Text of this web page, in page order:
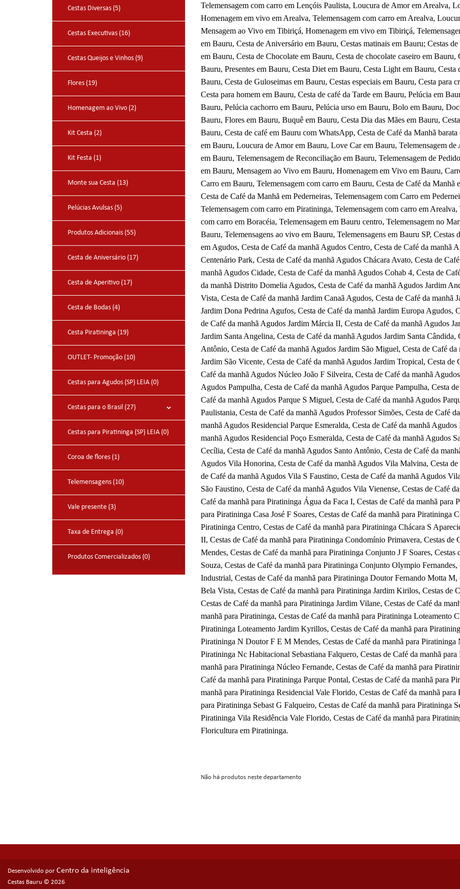
Cestas Diversas (5)
Cestas Executivas (16)
Cestas Queijos e Vinhos (9)
Flores (19)
Homenagem ao Vivo (2)
Kit Cesta (2)
Kit Festa (1)
Monte sua Cesta (13)
Pelúcias Avulsas (5)
Produtos Adicionais (55)
Cesta de Aniversário (17)
Cesta de Aperitivo (17)
Cesta de Bodas (4)
Cesta Piratininga (19)
OUTLET- Promoção (10)
Cestas para Agudos (SP) LEIA (0)
Cestas para o Brasil (27)
Cestas para Piratininga (SP) LEIA (0)
Coroa de flores (1)
Telemensagens (10)
Vale presente (3)
Taxa de Entrega (0)
Produtos Comercializados (0)
Telemensagem com carro em Lençóis Paulista, Loucura de Amor em Arealva,
Homenagem em vivo em Arealva, Telemensagem com carro em Arealva,
Mensagem ao Vivo em Tibiriçá, Homenagem em vivo em Tibiriçá,
em Bauru, Cesta de Aniversário em Bauru, Cestas matinais em Bauru; Cestas
em Bauru, Cesta de Chocolate em Bauru, Cesta de chocolate caseiro em
Bauru, Presentes em Bauru, Cesta Diet em Bauru, Cesta Light em Bauru, Cesta
Bauru, Cesta de Guloseimas em Bauru, Cestas especiais em Bauru, Cesta para
Cesta para homem em Bauru, Cesta de café da Tarde em Bauru, Pelúcia em
Bauru, Pelúcia cachorro em Bauru, Pelúcia urso em Bauru, Bolo em Bauru,
Bauru, Flores em Bauru, Buquê em Bauru, Cesta Dia das Mães em Bauru,
Bauru, Cesta de café em Bauru com WhatsApp, Cesta de Café da Manhã
em Bauru, Loucura de Amor em Bauru, Love Car em Bauru, Telemensagem
em Bauru, Telemensagem de Reconciliação em Bauru, Telemensagem de
em Bauru, Mensagem ao Vivo em Bauru, Homenagem em Vivo em Bauru,
Carro em Bauru, Telemensagem com carro em Bauru, Cesta de Café da
Cesta de Café da Manhã em Pederneiras, Telemensagem com Carro em
Telemensagem com carro em Piratininga, Telemensagem com carro em
com carro em Boracéia, Telemensagem em Bauru centro, Telemensagem no
Bauru, Telemensagens ao vivo em Bauru, Telemensagens em Bauru SP, Cestas
em Agudos, Cesta de Café da manhã Agudos Centro, Cesta de Café da manhã
Centenário Park, Cesta de Café da manhã Agudos Chácara Avato, Cesta de
manhã Agudos Cidade, Cesta de Café da manhã Agudos Cohab 4, Cesta de
da manhã Distrito Domelia Agudos, Cesta de Café da manhã Agudos Jardim
Vista, Cesta de Café da manhã Jardim Canaã Agudos, Cesta de Café da manhã
Jardim Dona Pedrina Agufos, Cesta de Café da manhã Jardim Europa Agudos,
de Café da manhã Agudos Jardim Márcia II, Cesta de Café da manhã Agudos
Jardim Santa Angelina, Cesta de Café da manhã Agudos Jardim Santa
Antônio, Cesta de Café da manhã Agudos Jardim São Miguel, Cesta de Café
Jardim São Vicente, Cesta de Café da manhã Agudos Jardim Tropical, Cesta de
Café da manhã Agudos Núcleo João F Silveira, Cesta de Café da manhã
Agudos Pampulha, Cesta de Café da manhã Agudos Parque Pampulha, Cesta
Café da manhã Agudos Parque S Miguel, Cesta de Café da manhã Agudos
Paulistania, Cesta de Café da manhã Agudos Professor Simões, Cesta de Café
manhã Agudos Residencial Parque Esmeralda, Cesta de Café da manhã
manhã Agudos Residencial Poço Esmeralda, Cesta de Café da manhã Agudos
Cecília, Cesta de Café da manhã Agudos Santo Antônio, Cesta de Café da
Agudos Vila Honorina, Cesta de Café da manhã Agudos Vila Malvina, Cesta
de Café da manhã Agudos Vila S Faustino, Cesta de Café da manhã Agudos
São Faustino, Cesta de Café da manhã Agudos Vila Vienense, Cestas de Café
Café da manhã para Piratininga Água da Faca I, Cestas de Café da manhã
para Piratininga Casa José F Soares, Cestas de Café da manhã para Piratininga
Piratininga Centro, Cestas de Café da manhã para Piratininga Chácara S
II, Cestas de Café da manhã para Piratininga Condomínio Primavera, Cestas
Mendes, Cestas de Café da manhã para Piratininga Conjunto J F Soares,
Souza, Cestas de Café da manhã para Piratininga Conjunto Olympio
Industrial, Cestas de Café da manhã para Piratininga Doutor Fernando Motta
Bela Vista, Cestas de Café da manhã para Piratininga Jardim Kirilos, Cestas de
Cestas de Café da manhã para Piratininga Jardim Vilane, Cestas de Café da
manhã para Piratininga, Cestas de Café da manhã para Piratininga Loteamento
Piratininga Loteamento Jardim Kyrillos, Cestas de Café da manhã para
Piratininga N Doutor F E M Mendes, Cestas de Café da manhã para Piratininga
Piratininga Nc Habitacional Sebastiana Falquero, Cestas de Café da manhã
manhã para Piratininga Núcleo Fernande, Cestas de Café da manhã para
Café da manhã para Piratininga Parque Pontal, Cestas de Café da manhã para
manhã para Piratininga Residencial Vale Florido, Cestas de Café da manhã
para Piratininga Sebast G Falqueiro, Cestas de Café da manhã para Piratininga
Piratininga Vila Residência Vale Florido, Cestas de Café da manhã para
Floricultura em Piratininga.
Não há produtos neste departamento
Desenvolvido por Centro da inteligência
Cestas Bauru © 2026